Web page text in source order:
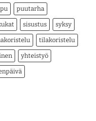
puutarha
sisustus syksy
tilakoristelu
yhteistyö